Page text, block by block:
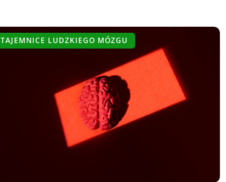
TAJEMNICE LUDZKIEGO MÓZGU